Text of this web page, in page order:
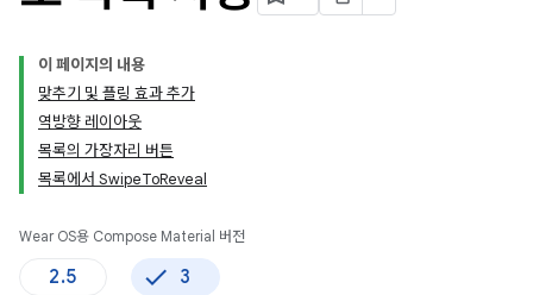
이 페이지의 내용
맞추기 및 플링 효과 추가
역방향 레이아웃
목록의 가장자리 버튼
목록에서 SwipeToReveal
Wear OS용 Compose Material 버전
2.5 3